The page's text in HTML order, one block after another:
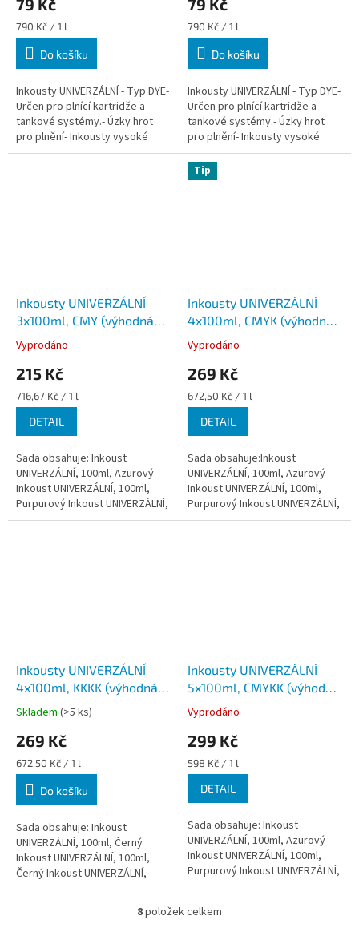
79 Kč
Měrná
cena:
790 Kč / 1 l
Do košíku
Inkousty UNIVERZÁLNÍ - Typ DYE-
Určen pro plnící kartridže a
tankové systémy.- Úzky hrot
pro plnění- Inkousty vysoké
kvality. Ověřeno zákazníky.- S
79 Kč
Měrná
cena:
790 Kč / 1 l
Do košíku
Inkousty UNIVERZÁLNÍ - Typ DYE-
Určen pro plnící kartridže a
tankové systémy.- Úzky hrot
pro plnění- Inkousty vysoké
kvality. Ověřeno zákazníky.- S
velmi dobrými referencemi od...
Inkousty UNIVERZÁLNÍ
3x100ml, CMY (výhodná
sada)
Vyprodáno
215 Kč
Měrná
cena:
716,67 Kč / 1 l
DETAIL
Sada obsahuje: Inkoust
UNIVERZÁLNÍ, 100ml, Azurový
Inkoust UNIVERZÁLNÍ, 100ml,
Purpurový Inkoust UNIVERZÁLNÍ,
100ml, Žlutý - Určeno pro
Tip
Inkousty UNIVERZÁLNÍ
4x100ml, CMYK (výhodná
sada)
Vyprodáno
269 Kč
Měrná
cena:
672,50 Kč / 1 l
DETAIL
Sada obsahuje:Inkoust
UNIVERZÁLNÍ, 100ml, Azurový
Inkoust UNIVERZÁLNÍ, 100ml,
Purpurový Inkoust UNIVERZÁLNÍ,
100ml, ŽlutýInkoust
Inkousty UNIVERZÁLNÍ
4x100ml, KKKK (výhodná
sada)
Skladem (>5 ks)
269 Kč
Měrná
cena:
672,50 Kč / 1 l
Do košíku
Sada obsahuje: Inkoust
UNIVERZÁLNÍ, 100ml, Černý
Inkoust UNIVERZÁLNÍ, 100ml,
Černý Inkoust UNIVERZÁLNÍ,
Inkousty UNIVERZÁLNÍ
5x100ml, CMYKK (výhodná
Vyprodáno
299 Kč
Měrná
cena:
598 Kč / 1 l
DETAIL
Sada obsahuje: Inkoust
UNIVERZÁLNÍ, 100ml, Azurový
Inkoust UNIVERZÁLNÍ, 100ml,
Purpurový Inkoust UNIVERZÁLNÍ,
Inkoust UNIVERZÁLNÍ,...
O
8položek celkem